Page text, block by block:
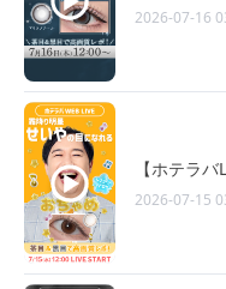
2026-07-16
【ホテラ
2026-07-15